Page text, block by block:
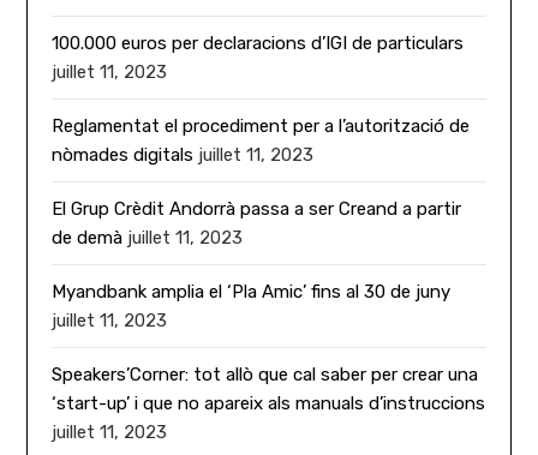
100.000 euros per declaracions d’IGI de particulars
juillet 11, 2023
Reglamentat el procediment per a l’autorització de
nòmades digitals juillet 11, 2023
El Grup Crèdit Andorrà passa a ser Creand a partir
de demà juillet 11, 2023
Myandbank amplia el ‘Pla Amic’ fins al 30 de juny
juillet 11, 2023
Speakers’Corner: tot allò que cal saber per crear una
‘start-up’ i que no apareix als manuals d’instruccions
juillet 11, 2023